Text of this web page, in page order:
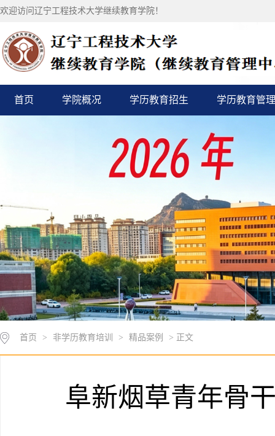
欢迎访问辽宁工程技术大学继续教育学院！
首页 学院概况 学历教育招生 学历教育管理
首页 > 非学历教育培训 > 精品案例 > 正文
阜新烟草青年骨